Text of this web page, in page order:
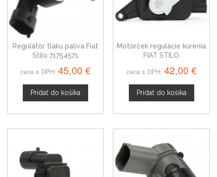
Regulátor tlaku paliva Fiat
Stilo 71754571
cena s DPH: 45,00 €
Pridať do košíka
Motorček regulácie kúrenia
FIAT STILO
cena s DPH: 42,00 €
Pridať do košíka